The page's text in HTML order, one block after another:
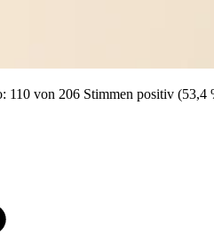
110 von 206 Stimmen positiv